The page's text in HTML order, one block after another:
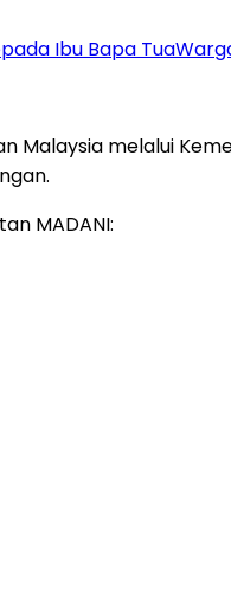
Ibu Bapa Tua
Malaysia melalui
MADANI: